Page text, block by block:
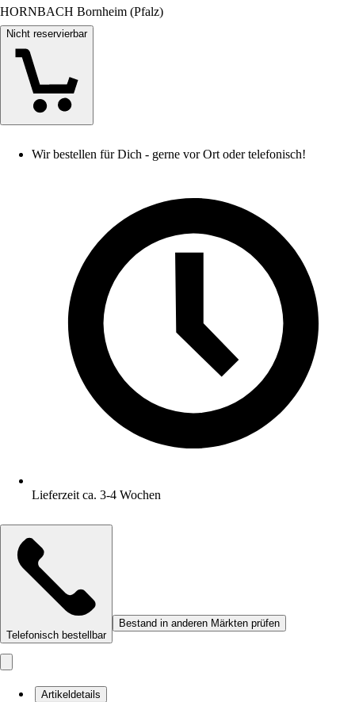
HORNBACH Bornheim (Pfalz)
Nicht reservierbar
Wir bestellen für Dich - gerne vor Ort oder telefonisch!
Lieferzeit ca. 3-4 Wochen
Telefonisch bestellbar
Bestand in anderen Märkten prüfen
Artikeldetails